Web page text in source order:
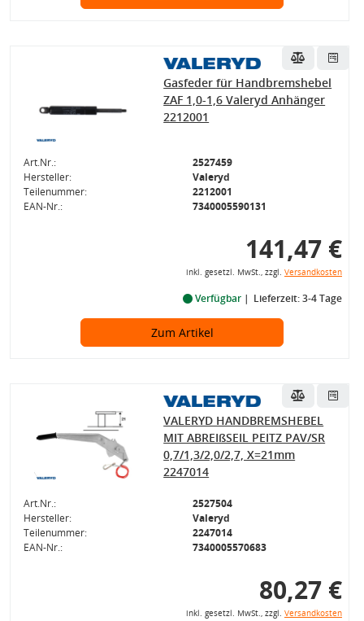
Gasfeder für Handbremshebel
ZAF 1,0-1,6 Valeryd Anhänger
2212001
Art.Nr.:
2527459
Hersteller:
Valeryd
Teilenummer:
2212001
EAN-Nr.:
7340005590131
141,47 €
inkl. gesetzl. MwSt., zzgl. Versandkosten
Verfügbar Lieferzeit: 3-4 Tage
Zum Artikel
VALERYD HANDBREMSHEBEL
MIT ABREIßSEIL PEITZ PAV/SR
0,7/1,3/2,0/2,7, X=21mm
2247014
Art.Nr.:
2527504
Hersteller:
Valeryd
Teilenummer:
2247014
EAN-Nr.:
7340005570683
80,27 €
inkl. gesetzl. MwSt., zzgl. Versandkosten